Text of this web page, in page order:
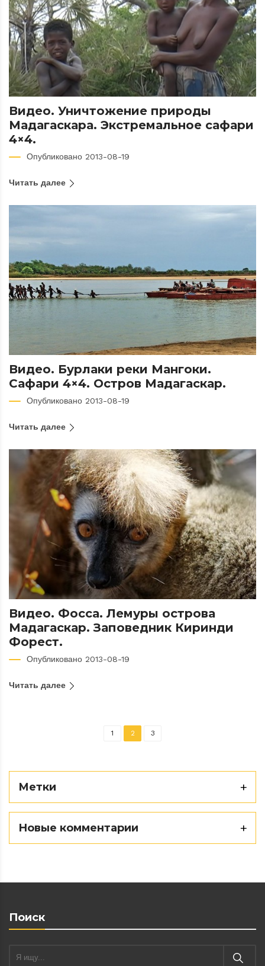
Видео. Уничтожение природы
Мадагаскара. Экстремальное сафари
4×4.
Опубликовано 2013-08-19
Читать далее
Видео. Бурлаки реки Мангоки.
Сафари 4×4. Остров Мадагаскар.
Опубликовано 2013-08-19
Читать далее
Видео. Фосса. Лемуры острова
Мадагаскар. Заповедник Киринди
Форест.
Опубликовано 2013-08-19
Читать далее
1 2 3
Метки
Новые комментарии
Поиск